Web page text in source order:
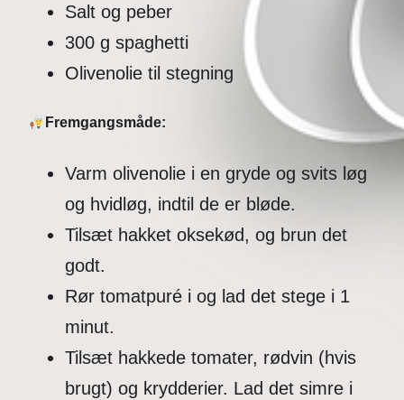
Salt og peber
300 g spaghetti
Olivenolie til stegning
Fremgangsmåde:
Varm olivenolie i en gryde og svits løg
og hvidløg, indtil de er bløde.
Tilsæt hakket oksekød, og brun det
godt.
Rør tomatpuré i og lad det stege i 1
minut.
Tilsæt hakkede tomater, rødvin (hvis
brugt) og krydderier. Lad det simre i